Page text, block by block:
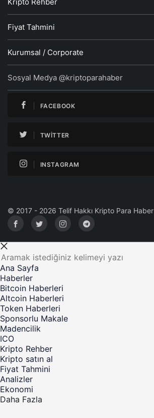
Fiyat Tahmini
Kurumsal / Corporate
Sosyal Medya @kriptoparahaber
FACEBOOK
TWITTER
INSTAGRAM
© 2017 - 2026 Telif Hakkı Kripto Para Haber
Ana Sayfa
Haberler
Bitcoin Haberleri
Altcoin Haberleri
Token Haberleri
Sponsorlu Makale
Madencilik
ICO
Kripto Rehber
Kripto satın al
Fiyat Tahmini
Analizler
Ekonomi
Daha Fazla